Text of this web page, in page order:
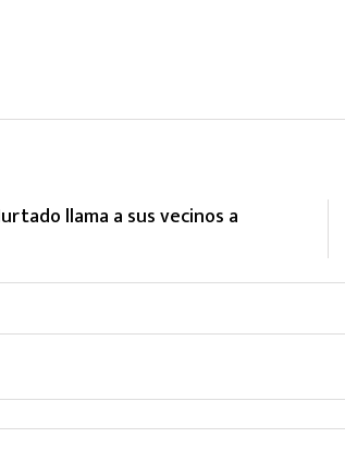
llama a sus vecinos a